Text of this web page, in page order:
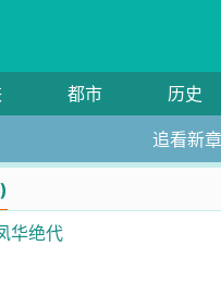
都市 历史
追看新
华绝代